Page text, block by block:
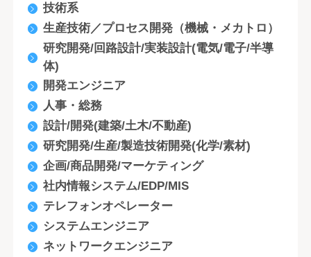
技術系
生産技術／プロセス開発（機械・メカトロ）
研究開発/回路設計/実装設計(電気/電子/半導
体)
開発エンジニア
人事・総務
設計/開発(建築/土木/不動産)
研究開発/生産/製造技術開発(化学/素材)
企画/商品開発/マーケティング
社内情報システム/EDP/MIS
テレフォンオペレーター
システムエンジニア
ネットワークエンジニア